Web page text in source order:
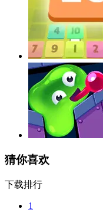
猜你喜欢
下载排行
1